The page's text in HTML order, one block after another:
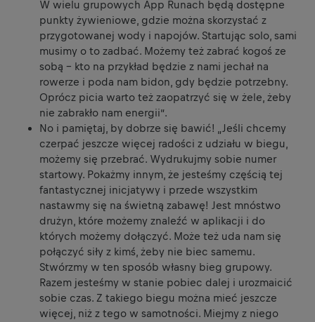
W wielu grupowych App Runach będą dostępne
punkty żywieniowe, gdzie można skorzystać z
przygotowanej wody i napojów. Startując solo, sami
musimy o to zadbać. Możemy też zabrać kogoś ze
sobą – kto na przykład będzie z nami jechał na
rowerze i poda nam bidon, gdy będzie potrzebny.
Oprócz picia warto też zaopatrzyć się w żele, żeby
nie zabrakło nam energii”.
No i pamiętaj, by dobrze się bawić! „Jeśli chcemy
czerpać jeszcze więcej radości z udziału w biegu,
możemy się przebrać. Wydrukujmy sobie numer
startowy. Pokażmy innym, że jesteśmy częścią tej
fantastycznej inicjatywy i przede wszystkim
nastawmy się na świetną zabawę! Jest mnóstwo
drużyn, które możemy znaleźć w aplikacji i do
których możemy dołączyć. Może też uda nam się
połączyć siły z kimś, żeby nie biec samemu.
Stwórzmy w ten sposób własny bieg grupowy.
Razem jesteśmy w stanie pobiec dalej i urozmaicić
sobie czas. Z takiego biegu można mieć jeszcze
więcej, niż z tego w samotności. Miejmy z niego